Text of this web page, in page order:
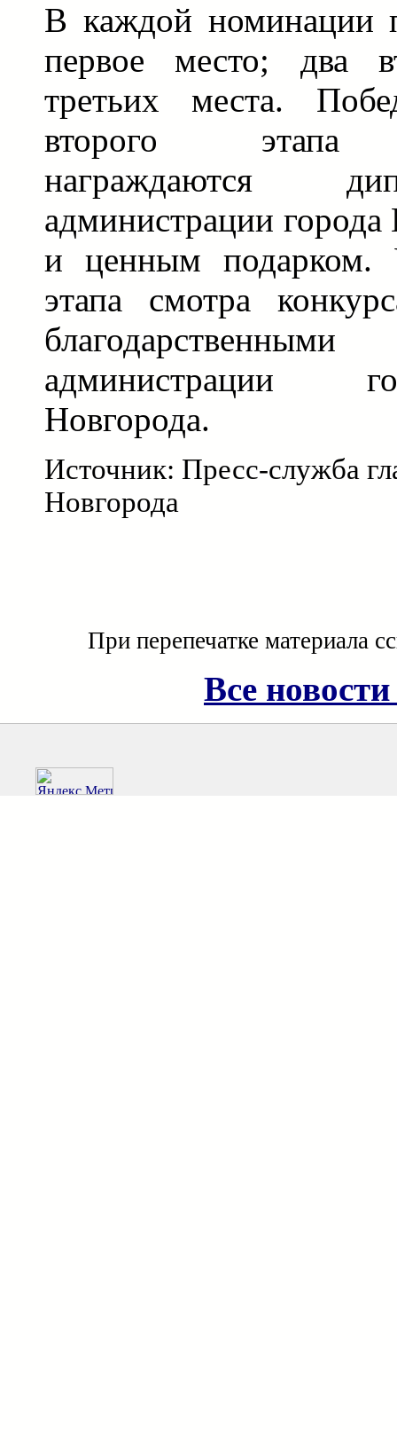
В каждой номинации
первое место; два
третьих места.
второго этапа
награждаются
администрации
и ценным подарком.
этапа смотра
администрации
Новгорода.
Источник: Пресс-служба
Новгорода
При перепечатке материала
Все